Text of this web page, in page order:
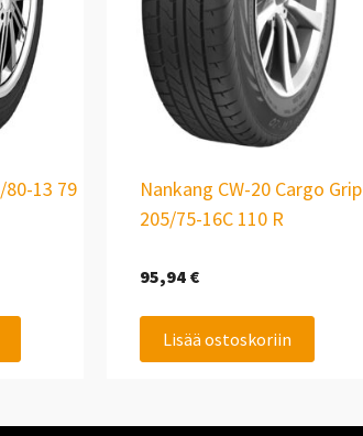
80-13 79
Nankang CW-20 Cargo Grip
205/75-16C 110 R
95,94 €
Lisää ostoskoriin